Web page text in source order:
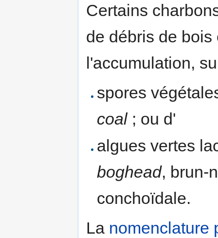
Certains
de débris de
l'accumulation,
spores
coal; ou d'
algues vertes
boghead, brun-
conchoïdale.
La nomenclature